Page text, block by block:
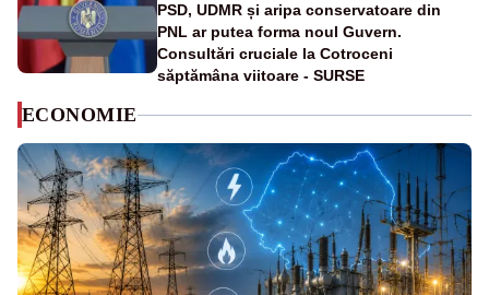
PSD, UDMR și aripa conservatoare din
PNL ar putea forma noul Guvern.
Consultări cruciale la Cotroceni
săptămâna viitoare - SURSE
ECONOMIE